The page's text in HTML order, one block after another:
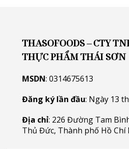
THASOFOODS – CTY
THỰC PHẨM THÁI SƠN
MSDN: 0314675613
Đăng ký lần đầu: Ngày 13
Địa chỉ: 226 Đường Tam
Thủ Đức, Thành phố Hồ Chí